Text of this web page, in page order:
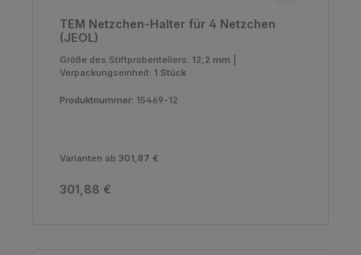
TEM Netzchen-Halter für 4 Netzchen
(JEOL)
Größe des Stiftprobentellers: 12,2 mm
Verpackungseinheit: 1 Stück
Produktnummer: 15469-12
Varianten ab 301,87 €
Regulärer Preis:
301,88 €